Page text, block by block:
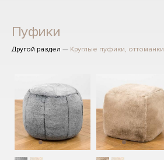
Пуфики
Другой раздел — Круглые пуфики, оттоманки